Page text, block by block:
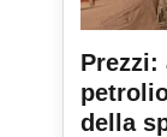
Prezzi:
della